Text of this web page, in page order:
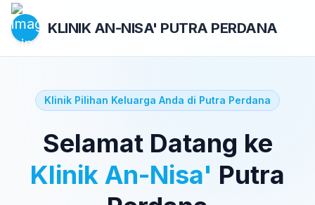
KLINIK AN-NISA' PUTRA PERDANA
Klinik Pilihan Keluarga Anda di Putra Perdana
Selamat Datang ke
Klinik An-Nisa' Putra